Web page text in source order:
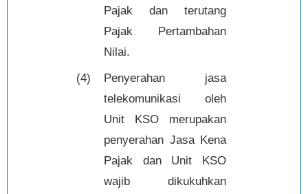
Pajak dan terutang
Pajak Pertambahan
Nilai.
(4)
Penyerahan jasa
telekomunikasi oleh
Unit KSO merupakan
penyerahan Jasa Kena
Pajak dan Unit KSO
wajib dikukuhkan